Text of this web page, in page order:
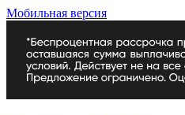
Мобильная версия